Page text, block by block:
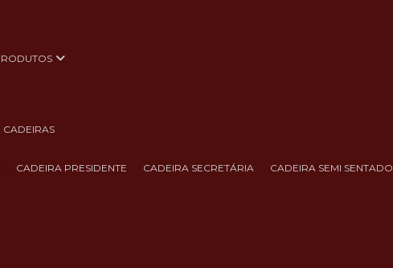
PRODUTOS
CADEIRAS
CADEIRA PRESIDENTE CADEIRA SECRETÁRIA CADEIRA SEMI SENTADO